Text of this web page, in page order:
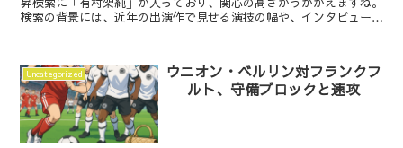
検索の背景には、近年の出演作で見せる演技の幅や、インタビューで
Uncategorized
ウニオン・ベルリン対フランクフ
ルト、守備ブロックと速攻